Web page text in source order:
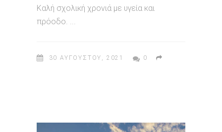
Καλή σχολική χρονιά με υγεία και
πρόοδο.
30 ΑΥΓΟΎΣΤΟΥ, 2021 0